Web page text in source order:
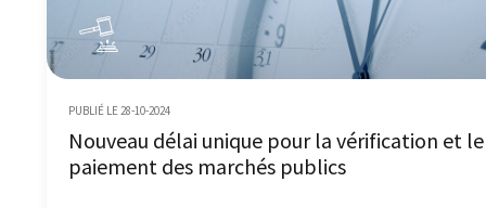
Nouveau délai unique pour la vérification et le
paiement des marchés publics
PUBLIÉ LE 28-10-2024